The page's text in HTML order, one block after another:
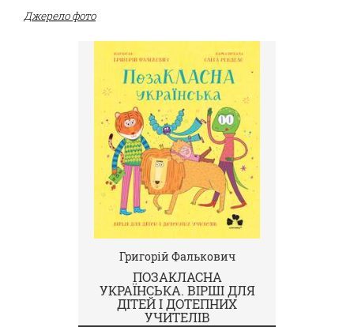
Джерело фото
Григорій Фалькович
ПОЗАКЛАСНА
УКРАЇНСЬКА. ВІРШІ ДЛЯ
ДІТЕЙ І ДОТЕПНИХ
УЧИТЕЛІВ